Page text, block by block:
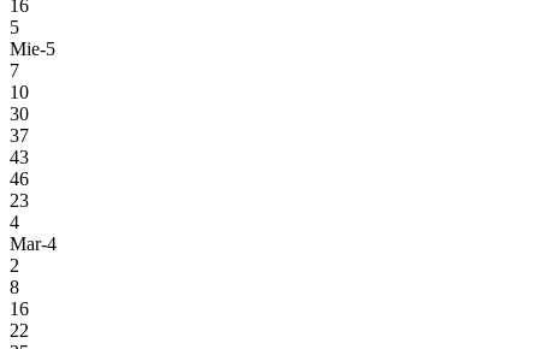
16
5
Mie-5
7
10
30
37
43
46
23
4
Mar-4
2
8
16
22